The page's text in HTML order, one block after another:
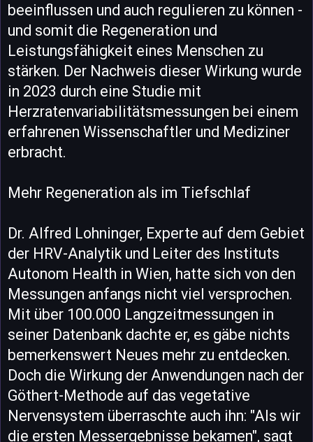
beeinflussen und auch regulieren zu können -
und somit die Regeneration und
Leistungsfähigkeit eines Menschen zu
stärken. Der Nachweis dieser Wirkung wurde
in 2023 durch eine Studie mit
Herzratenvariabilitätsmessungen bei einem
erfahrenen Wissenschaftler und Mediziner
erbracht.
Mehr Regeneration als im Tiefschlaf
Dr. Alfred Lohninger, Experte auf dem Gebiet
der HRV-Analytik und Leiter des Instituts
Autonom Health in Wien, hatte sich von den
Messungen anfangs nicht viel versprochen.
Mit über 100.000 Langzeitmessungen in
seiner Datenbank dachte er, es gäbe nichts
bemerkenswert Neues mehr zu entdecken.
Doch die Wirkung der Anwendungen nach der
Göthert-Methode auf das vegetative
Nervensystem überraschte auch ihn: "Als wir
die ersten Messergebnisse bekamen", sagt